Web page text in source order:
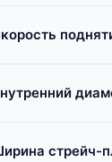
стрейч-